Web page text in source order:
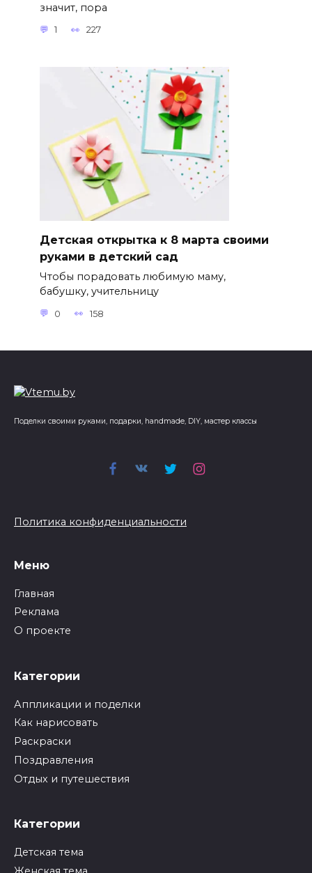
значит, пора
1 227
Детская открытка к 8 марта своими
руками в детский сад
Чтобы порадовать любимую маму,
бабушку, учительницу
0 158
Поделки своими руками, подарки, handmade, DIY, мастер классы
Политика конфиденциальности
Меню
Главная
Реклама
О проекте
Категории
Аппликации и поделки
Как нарисовать
Раскраски
Поздравления
Отдых и путешествия
Категории
Детская тема